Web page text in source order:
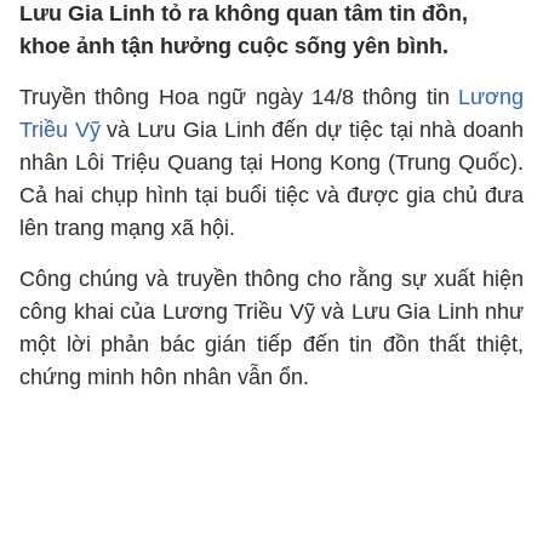
Lưu Gia Linh tỏ ra không quan tâm tin đồn,
khoe ảnh tận hưởng cuộc sống yên bình.
Truyền thông Hoa ngữ ngày 14/8 thông tin Lương
Triều Vỹvà Lưu Gia Linh đến dự tiệc tại nhà doanh
nhân Lôi Triệu Quang tại Hong Kong (Trung Quốc).
Cả hai chụp hình tại buổi tiệc và được gia chủ đưa
lên trang mạng xã hội.
Công chúng và truyền thông cho rằng sự xuất hiện
công khai của Lương Triều Vỹ và Lưu Gia Linh như
một lời phản bác gián tiếp đến tin đồn thất thiệt,
chứng minh hôn nhân vẫn ổn.